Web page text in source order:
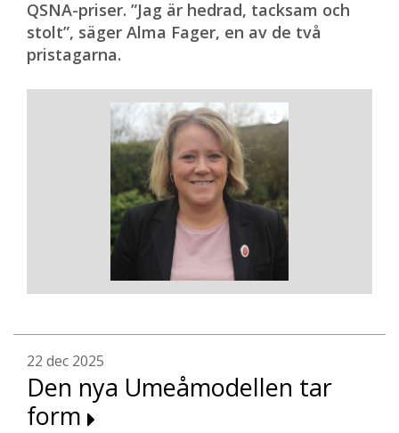
QSNA-priser. ”Jag är hedrad, tacksam och
stolt”, säger Alma Fager, en av de två
pristagarna.
22 dec 2025
Den nya Umeåmodellen tar
form